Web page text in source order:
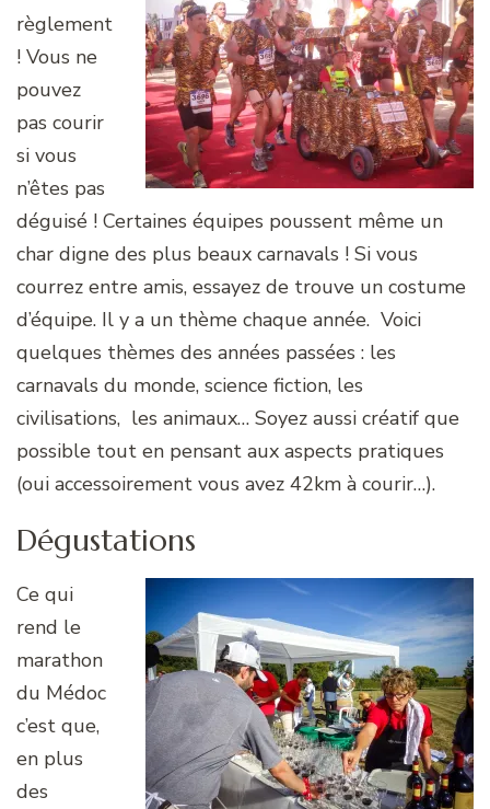
règlement
! Vous ne
pouvez
pas courir
si vous
n’êtes pas
déguisé ! Certaines équipes poussent même un
char digne des plus beaux carnavals ! Si vous
courrez entre amis, essayez de trouve un costume
d’équipe. Il y a un thème chaque année. Voici
quelques thèmes des années passées : les
carnavals du monde, science fiction, les
civilisations, les animaux… Soyez aussi créatif que
possible tout en pensant aux aspects pratiques
(oui accessoirement vous avez 42km à courir…).
Dégustations
Ce qui
rend le
marathon
du Médoc
c’est que,
en plus
des